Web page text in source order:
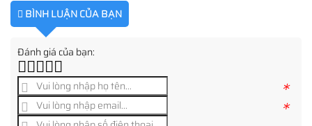
BÌNH LUẬN CỦA BẠN
Đánh giá của bạn:
*
*